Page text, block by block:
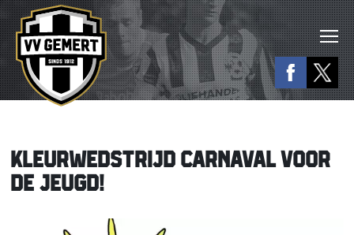
KLEURWEDSTRIJD CARNAVAL VOOR
DE JEUGD!